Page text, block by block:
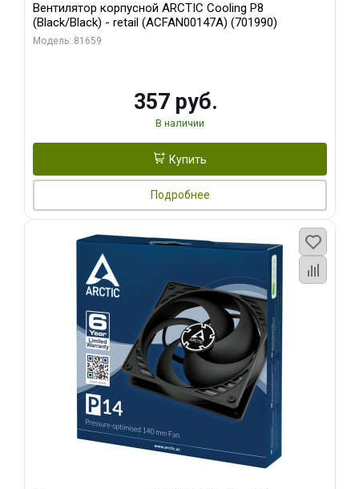
Вентилятор корпусной ARCTIC Cooling P8
(Black/Black) - retail (ACFAN00147A) (701990)
Модель: 81659
357 руб.
В наличии
Купить
Подробнее